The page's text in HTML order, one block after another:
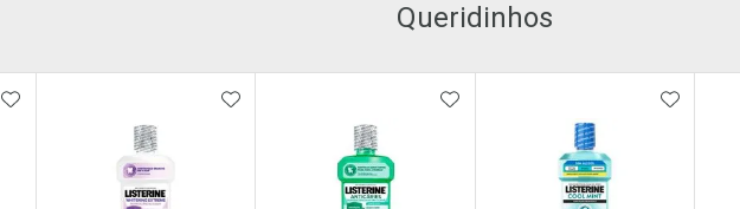
Queridinhos
ADICIONAR AOS FAVORITOSADICIONAR AOS FAVORITOSADICIONAR AOS FAVORITOS